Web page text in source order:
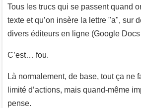
Tous les trucs qui se passent quand
texte et qu’on insère la lettre "a", sur
divers éditeurs en ligne (Google Docs
C’est… fou.
Là normalement, de base, tout ça ne
limité d’actions, mais quand-même
pense.